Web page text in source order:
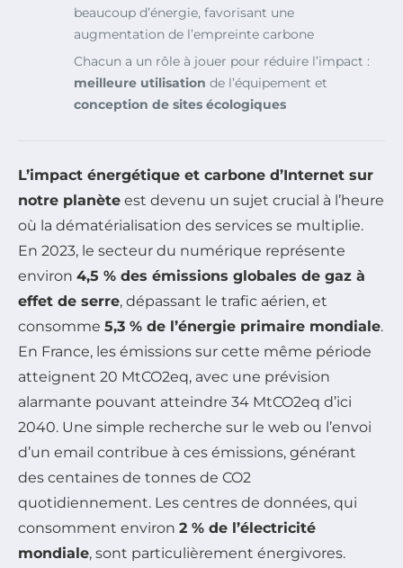
beaucoup d’énergie, favorisant une
augmentation de l’empreinte carbone
Chacun a un rôle à jouer pour réduire l’impact :
meilleure utilisation de l’équipement et
conception de sites écologiques
L’impact énergétique et carbone d’Internet sur
notre planète est devenu un sujet crucial à l’heure
où la dématérialisation des services se multiplie.
En 2023, le secteur du numérique représente
environ 4,5 % des émissions globales de gaz à
effet de serre, dépassant le trafic aérien, et
consomme 5,3 % de l’énergie primaire mondiale.
En France, les émissions sur cette même période
atteignent 20 MtCO2eq, avec une prévision
alarmante pouvant atteindre 34 MtCO2eq d’ici
2040. Une simple recherche sur le web ou l’envoi
d’un email contribue à ces émissions, générant
des centaines de tonnes de CO2
quotidiennement. Les centres de données, qui
consomment environ 2 % de l’électricité
mondiale, sont particulièrement énergivores.